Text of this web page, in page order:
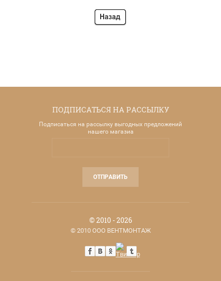
ПОДПИСАТЬСЯ НА РАССЫЛКУ
Подписаться на рассылку выгодных предложений
нашего магазиа
ОТПРАВИТЬ
© 2010 - 2026
© 2010 ООО ВЕНТМОНТАЖ